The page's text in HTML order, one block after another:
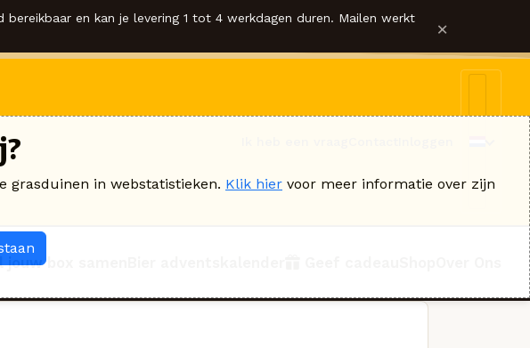
en kan je levering 1 tot 4 werkdagen duren. Mailen werkt ×
jouw box samen
grasduinen in webstatistieken. Klik hier voor meer informatie over zijn